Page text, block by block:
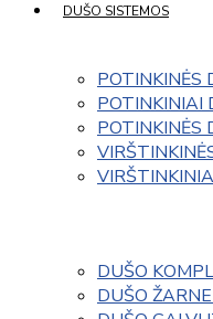
DUŠO SISTEMOS
POTINKINĖS
POTINKINIAI
POTINKINĖS
DUŠO
DUŠO